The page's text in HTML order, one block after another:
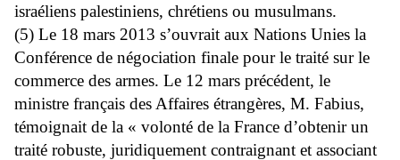
israéliens palestiniens, chrétiens ou musulmans.
(5) Le 18 mars 2013 s’ouvrait aux Nations Unies la
Conférence de négociation finale pour le traité sur le
commerce des armes. Le 12 mars précédent, le
ministre français des Affaires étrangères, M. Fabius,
témoignait de la « volonté de la France d’obtenir un
traité robuste, juridiquement contraignant et associant